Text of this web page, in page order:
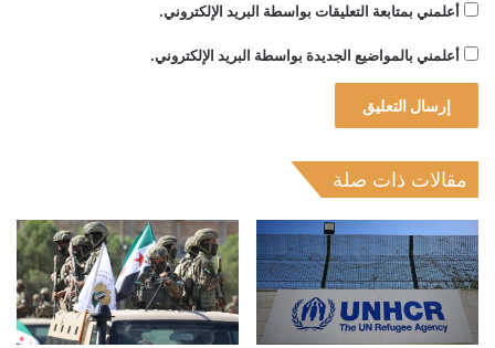
أعلمني بمتابعة التعليقات بواسطة البريد الإلكتروني.
أعلمني بالمواضيع الجديدة بواسطة البريد الإلكتروني.
مقالات ذات صلة